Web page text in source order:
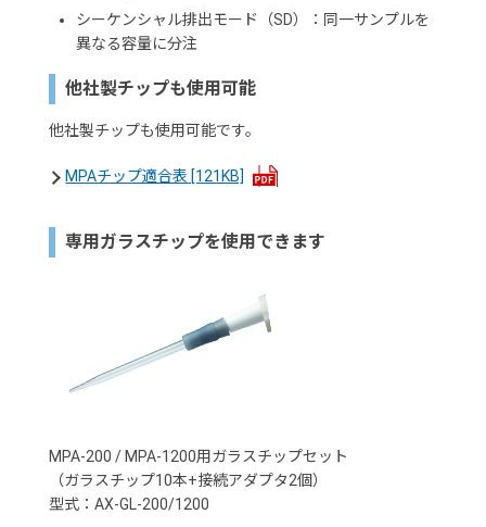
シーケンシャル排出モード（SD）：同一サンプルを
異なる容量に分注
他社製チップも使用可能
他社製チップも使用可能です。
MPAチップ適合表 [121KB]
専用ガラスチップを使用できます
MPA-200 / MPA-1200用ガラスチップセット
（ガラスチップ10本+接続アダプタ2個）
型式：AX-GL-200/1200